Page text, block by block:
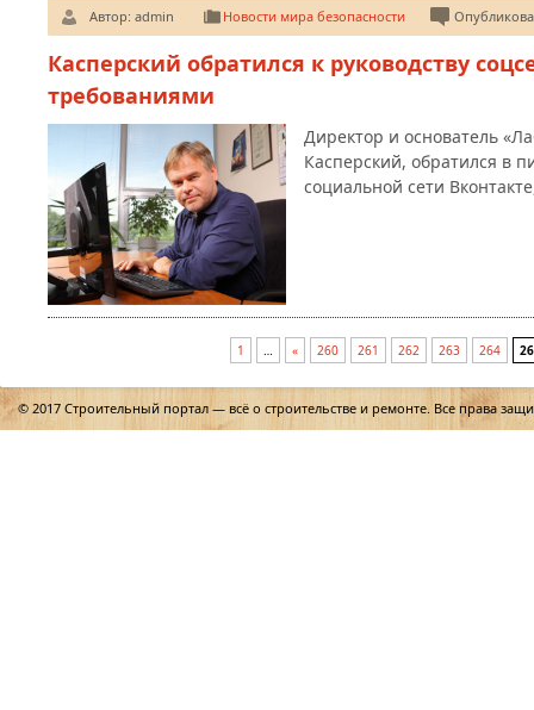
Автор: admin Новости мира безопасности
Касперский обратился к руководству
требованиями
Директор и основатель
Касперский, обратился в
социальной сети
1 … « 260 261 262 263 264
© 2017 Строительный портал — всё о строительстве и ремонте. Все права